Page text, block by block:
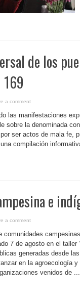
de los
169
a comment
las manifestaciones
sobre la denominada
ser actos de mala fe,
compilación
e
a comment
comunidades
7 de agosto en el
generadas desde
en la agroecología
venidos de ...